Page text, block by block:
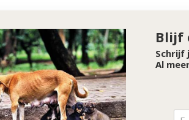
SPONSOR VAN DE MAAND
Blijf
Schrijf
Al